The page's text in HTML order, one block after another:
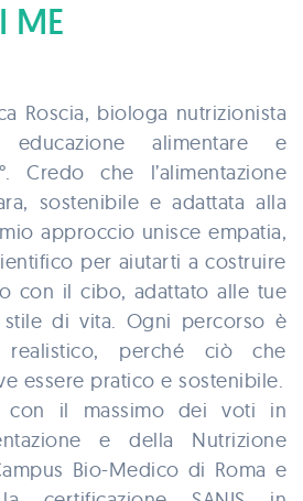
ME
Roscia, biologa nutrizionista
educazione alimentare e
Credo che l’alimentazione
sostenibile e adattata alla
approccio unisce empatia,
per aiutarti a costruire
con il cibo, adattato alle tue
di vita. Ogni percorso è
realistico, perché ciò che
essere pratico e sostenibile.
con il massimo dei voti in
e della Nutrizione
Bio-Medico di Roma e